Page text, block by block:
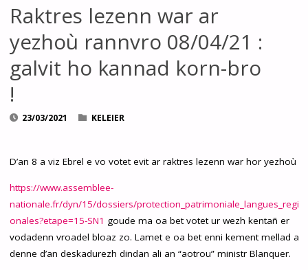
Raktres lezenn war ar
yezhoù rannvro 08/04/21 :
galvit ho kannad korn-bro
!
23/03/2021 KELEIER
D’an 8 a viz Ebrel e vo votet evit ar raktres lezenn war hor yezhoù
https://www.assemblee-
nationale.fr/dyn/15/dossiers/protection_patrimoniale_langues_regi
onales?etape=15-SN1 goude ma oa bet votet ur wezh kentañ er
vodadenn vroadel bloaz zo. Lamet e oa bet enni kement mellad a
denne d’an deskadurezh dindan ali an “aotrou” ministr Blanquer.